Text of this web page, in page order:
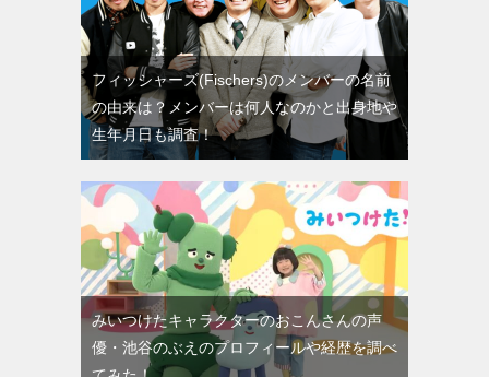
フィッシャーズ(Fischers)のメンバーの名前
の由来は？メンバーは何人なのかと出身地や
生年月日も調査！
みいつけたキャラクターのおこんさんの声
優・池谷のぶえのプロフィールや経歴を調べ